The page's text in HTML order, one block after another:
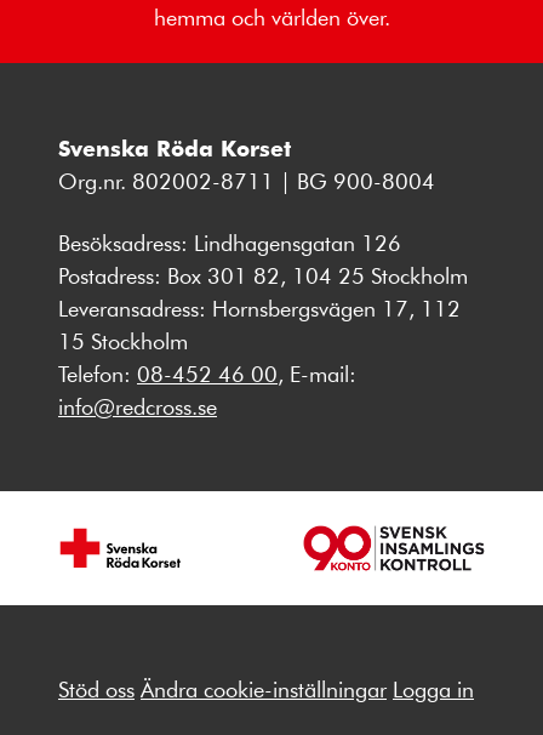
hemma och världen över.
Svenska Röda Korset
Org.nr. 802002-8711 | BG 900-8004
Besöksadress: Lindhagensgatan 126
Postadress: Box 301 82, 104 25 Stockholm
Leveransadress: Hornsbergsvägen 17, 112
15 Stockholm
Telefon: 08-452 46 00, E-mail:
info@redcross.se
Stöd oss Ändra cookie-inställningar Logga in